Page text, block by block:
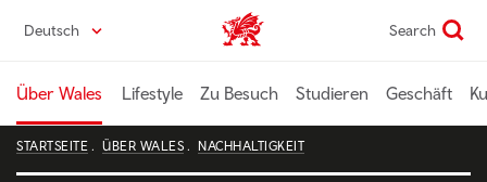
zumDeutsch Wales home Search
Über Wales Lifestyle Zu Besuch Studieren Geschäft
STARTSEITE ÜBER WALES NACHHALTIGKEIT